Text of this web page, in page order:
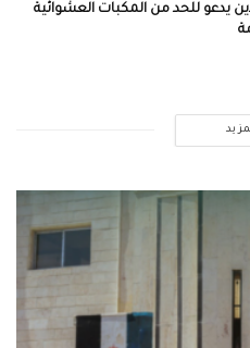
يدعو للحد من المكبات العشوائية